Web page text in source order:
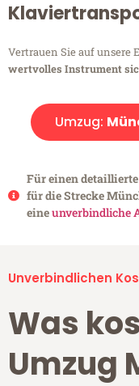
Vertrauen Sie auf unsere
wertvolles Instrument
Umzug:
Für einen
für die Strecke
eineunverbindliche
Unverbindlichen
Was
Umzug